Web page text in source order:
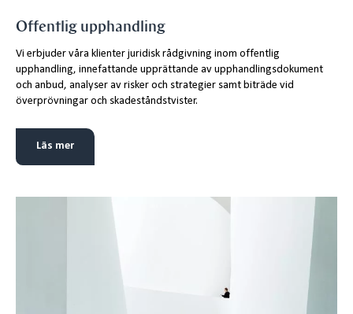
Offentlig upphandling
Vi erbjuder våra klienter juridisk rådgivning inom offentlig
upphandling, innefattande upprättande av upphandlingsdokument
och anbud, analyser av risker och strategier samt biträde vid
överprövningar och skadeståndstvister.
Läs mer